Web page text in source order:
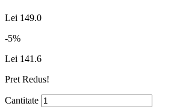
Lei 149.0
-5%
Lei 141.6
Pret Redus!
Cantitate